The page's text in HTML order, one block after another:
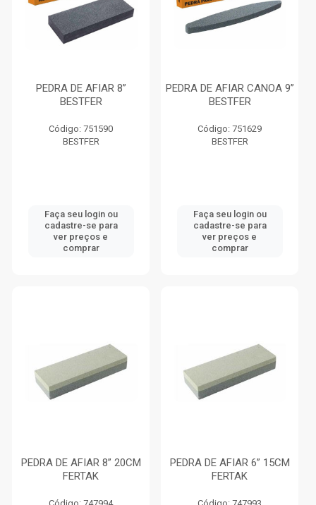
PEDRA DE AFIAR 8”
BESTFER
Código: 751590
BESTFER
Faça seu login ou
cadastre-se para
ver preços e
comprar
PEDRA DE AFIAR CANOA 9”
BESTFER
Código: 751629
BESTFER
Faça seu login ou
cadastre-se para
ver preços e
comprar
PEDRA DE AFIAR 8” 20CM
FERTAK
PEDRA DE AFIAR 6” 15CM
FERTAK